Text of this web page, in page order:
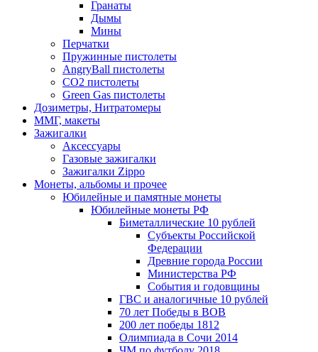
Гранаты
Дымы
Мины
Перчатки
Пружинные пистолеты
AngryBall пистолеты
CO2 пистолеты
Green Gas пистолеты
Дозиметры, Нитратомеры
ММГ, макеты
Зажигалки
Аксессуары
Газовые зажигалки
Зажигалки Zippo
Монеты, альбомы и прочее
Юбилейные и памятные монеты
Юбилейные монеты РФ
Биметаллические 10 рублей
Субъекты Российской
Федерации
Древние города России
Министерства РФ
События и годовщины
ГВС и аналогичные 10 рублей
70 лет Победы в ВОВ
200 лет победы 1812
Олимпиада в Сочи 2014